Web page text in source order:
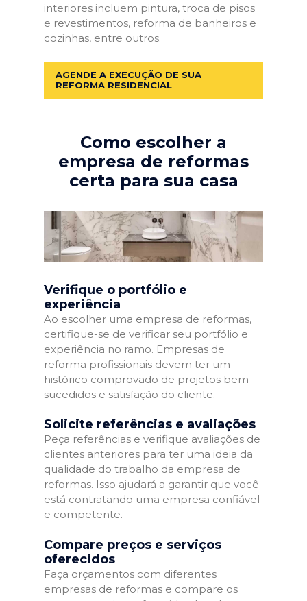
interiores incluem pintura, troca de pisos
e revestimentos, reforma de banheiros e
cozinhas, entre outros.
AGENDE A EXECUÇÃO DE SUA
REFORMA RESIDENCIAL
Como escolher a
empresa de reformas
certa para sua casa
Verifique o portfólio e
experiência
Ao escolher uma empresa de reformas,
certifique-se de verificar seu portfólio e
experiência no ramo. Empresas de
reforma profissionais devem ter um
histórico comprovado de projetos bem-
sucedidos e satisfação do cliente.
Solicite referências e avaliações
Peça referências e verifique avaliações de
clientes anteriores para ter uma ideia da
qualidade do trabalho da empresa de
reformas. Isso ajudará a garantir que você
está contratando uma empresa confiável
e competente.
Compare preços e serviços
oferecidos
Faça orçamentos com diferentes
empresas de reformas e compare os